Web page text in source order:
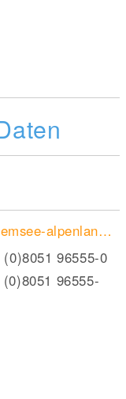
www.chiemsee-alpenland.de/
(0)8051 96555-0
(0)8051 96555-